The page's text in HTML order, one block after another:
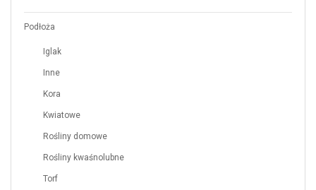
Podłoża
Iglak
Inne
Kora
Kwiatowe
Rośliny domowe
Rośliny kwaśnolubne
Torf